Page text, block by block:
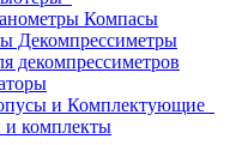
Компасы
Декомпрессиметры
декомпрессиметров
и Комплектующие
и комплекты